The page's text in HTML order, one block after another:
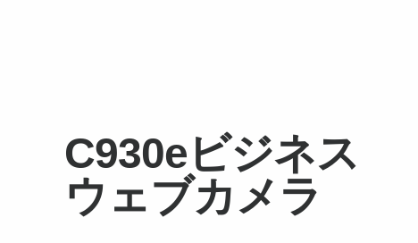
C930eビジネス
ウェブカメラ